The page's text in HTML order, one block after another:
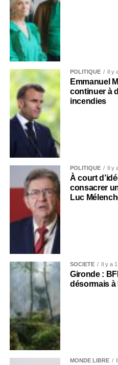
POLITIQUE Il y
Emmanuel
continuer à
incendies
POLITIQUE Il y
À court
consacrer
Luc
SOCIÉTÉ Il y a
Gironde :
désormais à
MONDE LIBRE